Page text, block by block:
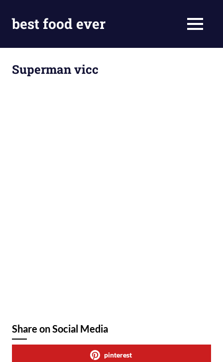
contentbest food ever MENU
Superman vicc
Share on Social Media
pinterest